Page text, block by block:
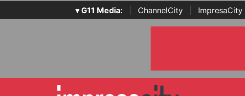
▾ G11 Media: ChannelCity ImpresaCity